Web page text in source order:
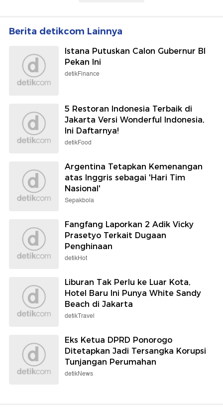
Berita detikcom Lainnya
Istana Putuskan Calon Gubernur BI
Pekan Ini
detikFinance
5 Restoran Indonesia Terbaik di
Jakarta Versi Wonderful Indonesia,
Ini Daftarnya!
detikFood
Argentina Tetapkan Kemenangan
atas Inggris sebagai 'Hari Tim
Nasional'
Sepakbola
Fangfang Laporkan 2 Adik Vicky
Prasetyo Terkait Dugaan
Penghinaan
detikHot
Liburan Tak Perlu ke Luar Kota,
Hotel Baru Ini Punya White Sandy
Beach di Jakarta
detikTravel
Eks Ketua DPRD Ponorogo
Ditetapkan Jadi Tersangka Korupsi
Tunjangan Perumahan
detikNews